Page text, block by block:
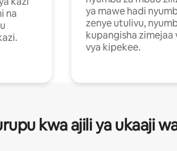
na
ya mawe hadi
zenye utulivu,
kupangisha zimejaa
vya kipekee.
kwa ajili ya ukaaji